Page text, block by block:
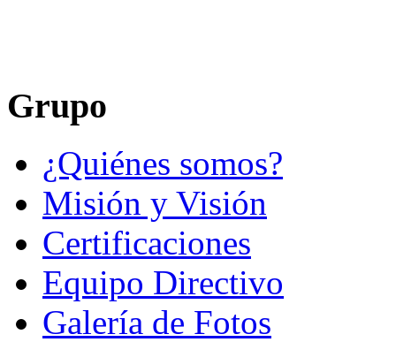
Grupo
¿Quiénes somos?
Misión y Visión
Certificaciones
Equipo Directivo
Galería de Fotos